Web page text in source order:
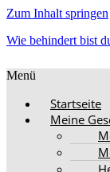
Zum Inhalt springen
Wie behindert bist
Menü
Startseite
Meine